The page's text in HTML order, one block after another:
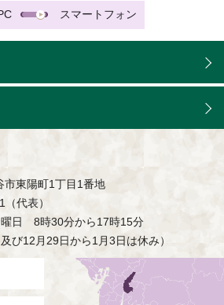
スマートフォン
東陽町1丁目1番地
代表）
曜日 8時30分から17時15分
び12月29日から1月3日は休み）